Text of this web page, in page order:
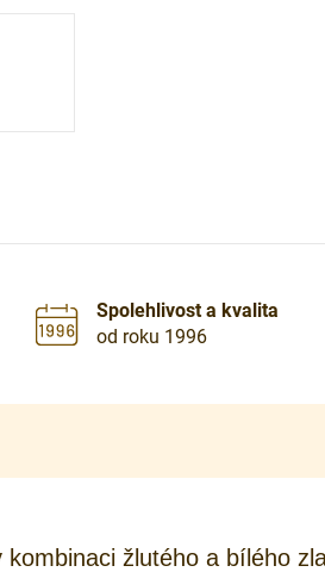
Spolehlivost a kvalita
od roku 1996
žlutého a bílého